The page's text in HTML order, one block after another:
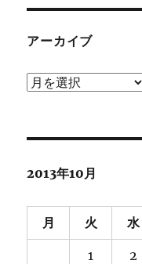
アーカイブ
ア
ブ
2013年10月
月 火 水
1 2